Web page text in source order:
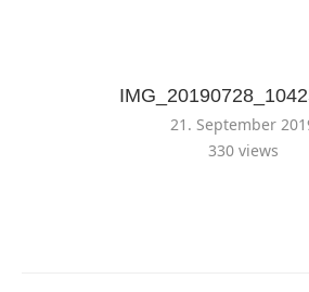
21. September
330views